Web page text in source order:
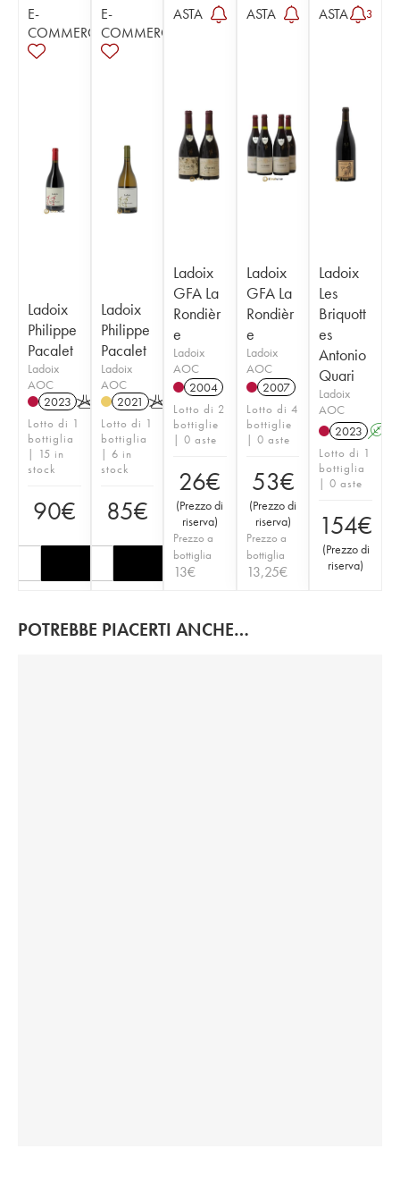
E-
COMMERCE
Ladoix
Philippe
Pacalet
Ladoix
AOC
2023 K
Lotto di 1
bottiglia
| 15 in
stock
90€
E-
COMMERCE
Ladoix
Philippe
Pacalet
Ladoix
AOC
2021 K
Lotto di 1
bottiglia
| 6 in
stock
85€
ASTA
Ladoix
GFA La
Rondièr
e
Ladoix
AOC
2004
Lotto di 2
bottiglie
| 0 aste
26€
(Prezzo di
riserva)
Prezzo a
bottiglia
13€
ASTA
Ladoix
GFA La
Rondièr
e
Ladoix
AOC
2007
Lotto di 4
bottiglie
| 0 aste
53€
(Prezzo di
riserva)
Prezzo a
bottiglia
13,25€
ASTA 3
Ladoix
Les
Briquott
es
Antonio
Quari
Ladoix
AOC
2023 A
Lotto di 1
bottiglia
| 0 aste
154€
(Prezzo di
riserva)
POTREBBE PIACERTI ANCHE…